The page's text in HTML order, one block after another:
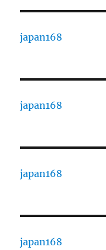
japan168
japan168
japan168
japan168